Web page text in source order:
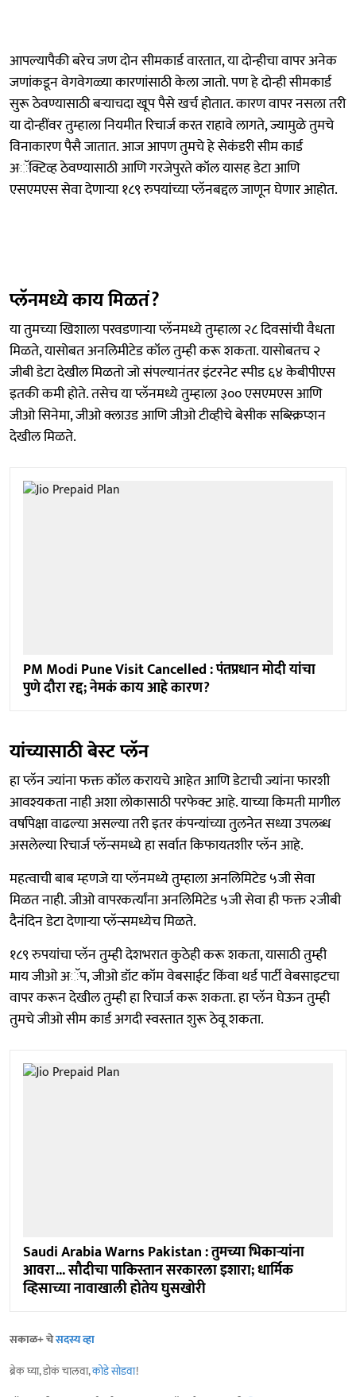
आपल्यापैकी बरेच जण दोन सीमकार्ड वारतात, या दोन्हीचा वापर अनेक
जणांकडून वेगवेगळ्या कारणांसाठी केला जातो. पण हे दोन्ही सीमकार्ड
सुरू ठेवण्यासाठी बऱ्याचदा खूप पैसे खर्च होतात. कारण वापर नसला तरी
या दोन्हींवर तुम्हाला नियमीत रिचार्ज करत राहावे लागते, ज्यामुळे तुमचे
विनाकारण पैसै जातात. आज आपण तुमचे हे सेकंडरी सीम कार्ड
अॅक्टिव्ह ठेवण्यासाठी आणि गरजेपुरते कॉल यासह डेटा आणि
एसएमएस सेवा देणाऱ्या १८९ रुपयांच्या प्लॅनबद्दल जाणून घेणार आहोत.
प्लॅनमध्ये काय मिळतं?
या तुमच्या खिशाला परवडणाऱ्या प्लॅनमध्ये तुम्हाला २८ दिवसांची वैधता
मिळते, यासोबत अनलिमीटेड कॉल तुम्ही करू शकता. यासोबतच २
जीबी डेटा देखील मिळतो जो संपल्यानंतर इंटरनेट स्पीड ६४ केबीपीएस
इतकी कमी होते. तसेच या प्लॅनमध्ये तुम्हाला ३०० एसएमएस आणि
जीओ सिनेमा, जीओ क्लाउड आणि जीओ टीव्हीचे बेसीक सब्स्क्रिप्शन
देखील मिळते.
PM Modi Pune Visit Cancelled : पंतप्रधान मोदी यांचा
पुणे दौरा रद्द; नेमकं काय आहे कारण?
यांच्यासाठी बेस्ट प्लॅन
हा प्लॅन ज्यांना फक्त कॉल करायचे आहेत आणि डेटाची ज्यांना फारशी
आवश्यकता नाही अशा लोकासाठी परफेक्ट आहे. याच्या किमती मागील
वर्षापेक्षा वाढल्या असल्या तरी इतर कंपन्यांच्या तुलनेत सध्या उपलब्ध
असलेल्या रिचार्ज प्लॅन्समध्ये हा सर्वात किफायतशीर प्लॅन आहे.
महत्वाची बाब म्हणजे या प्लॅनमध्ये तुम्हाला अनलिमिटेड ५जी सेवा
मिळत नाही. जीओ वापरकर्त्यांना अनलिमिटेड ५जी सेवा ही फक्त २जीबी
दैनंदिन डेटा देणाऱ्या प्लॅन्समध्येच मिळते.
१८९ रुपयांचा प्लॅन तुम्ही देशभरात कुठेही करू शकता, यासाठी तुम्ही
माय जीओ अॅप, जीओ डॉट कॉम वेबसाईट किंवा थर्ड पार्टी वेबसाइटचा
वापर करून देखील तुम्ही हा रिचार्ज करू शकता. हा प्लॅन घेऊन तुम्ही
तुमचे जीओ सीम कार्ड अगदी स्वस्तात शुरू ठेवू शकता.
Saudi Arabia Warns Pakistan : तुमच्या भिकाऱ्यांना
आवरा... सौदीचा पाकिस्तान सरकारला इशारा; धार्मिक
व्हिसाच्या नावाखाली होतेय घुसखोरी
सकाळ+ चेसदस्य व्हा
ब्रेक घ्या, डोकं चालवा,कोडे सोडवा!